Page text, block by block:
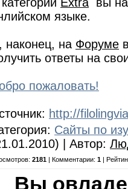
языке.
наконец, на Форуме
ответы на
пожаловать!
http://
Сайты по
| Автор:
2181 | Комментарии: 1 |
Вы